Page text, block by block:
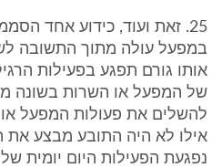
25. זאת ועוד, כידוע אחד
במפעל עולה מתוך התשובה
אותו גורם תפגע בפעילות
של המפעל או השרות בשונה
להשלים את פעולות המפעל או
אילו לא היה התובע מבצע את
נפגעת הפעילות היום יומית